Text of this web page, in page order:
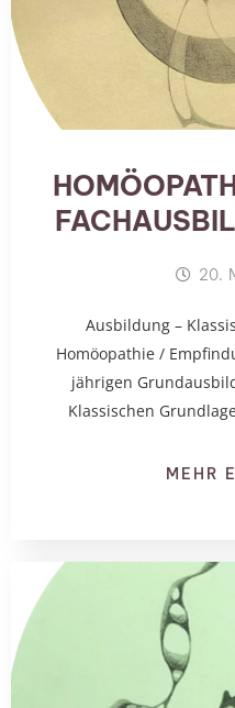
20.
Ausbildung –
Homöopathie /
jährigen
Klassischen
MEHR